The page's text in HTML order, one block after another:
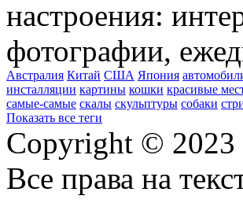
настроения:
фотографии,
Австралия Китай США Япония
инсталляции картины кошки красивые
самые-самые скалы скульптуры собаки
Показать все теги
Copyright ©
Все права на